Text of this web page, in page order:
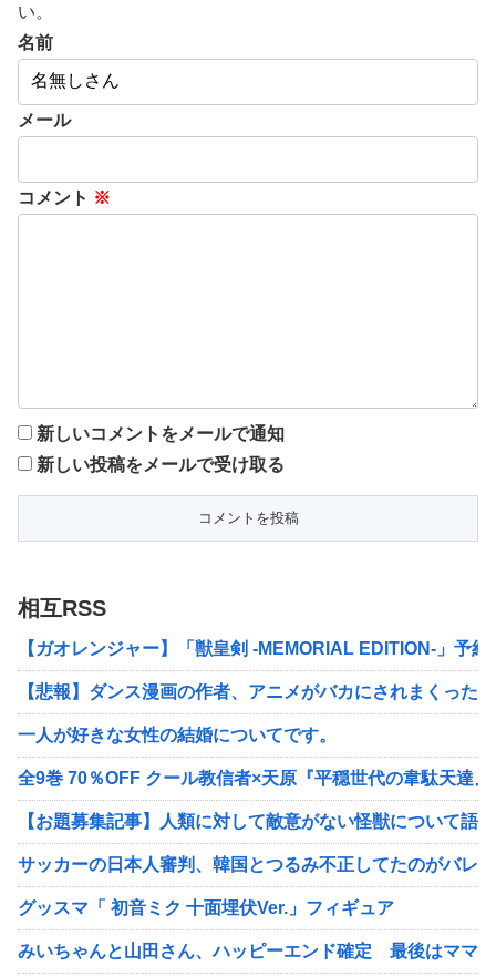
い。
名前
メール
コメント ※
新しいコメントをメールで通知
新しい投稿をメールで受け取る
相互RSS
【ガオレンジャー】「獣皇剣 -MEMORIAL EDITION-」予
【悲報】ダンス漫画の作者、アニメがバカにされまくった
一人が好きな女性の結婚についてです。
全9巻 70％OFF クール教信者×天原『平穏世代の韋駄天達
【お題募集記事】人類に対して敵意がない怪獣について語
サッカーの日本人審判、韓国とつるみ不正してたのがバレる
グッスマ「 初音ミク 十面埋伏Ver.」フィギュア
みいちゃんと山田さん、ハッピーエンド確定 最後はママ